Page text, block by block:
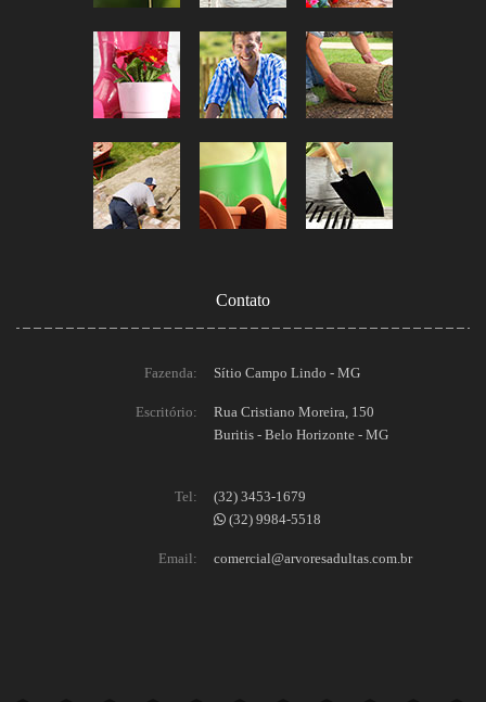
Contato
Fazenda: Sítio Campo Lindo - MG
Escritório:
Rua Cristiano Moreira, 150
Buritis - Belo Horizonte - MG
Tel:
(32) 3453-1679
(32) 9984-5518
Email: comercial@arvoresadultas.com.br